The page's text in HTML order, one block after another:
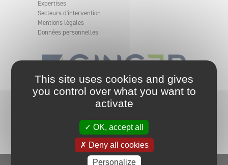
Expertises
Secteurs d'intervention
Mentions légales
Données personnelles
L'ingénierie indépendante et engagée. Le Groupe
Ginger analyse, apporte et met en oeuvre des
les rendant sûrs et durables en France comme à
l'international.
Overview, le blog du groupe ginger
This site uses cookies and gives
you control over what you want to
activate
✓ OK, accept all
✗ Deny all cookies
Personalize